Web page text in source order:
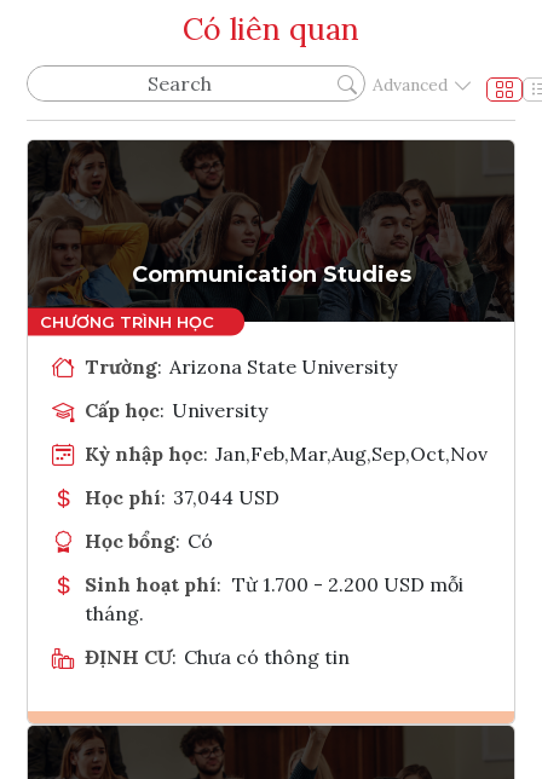
Có liên quan
Advanced
Communication Studies
Trường: Arizona State University
Cấp học: University
Kỳ nhập học: Jan,Feb,Mar,Aug,Sep,Oct,Nov
Học phí: 37,044 USD
Học bổng: Có
Sinh hoạt phí: Từ 1.700 - 2.200 USD mỗi
tháng.
ĐỊNH CƯ: Chưa có thông tin
Ghi danh